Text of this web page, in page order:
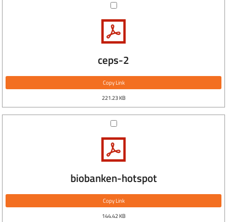
ceps-2
Copy Link
221.23 KB
biobanken-hotspot
Copy Link
144.42 KB